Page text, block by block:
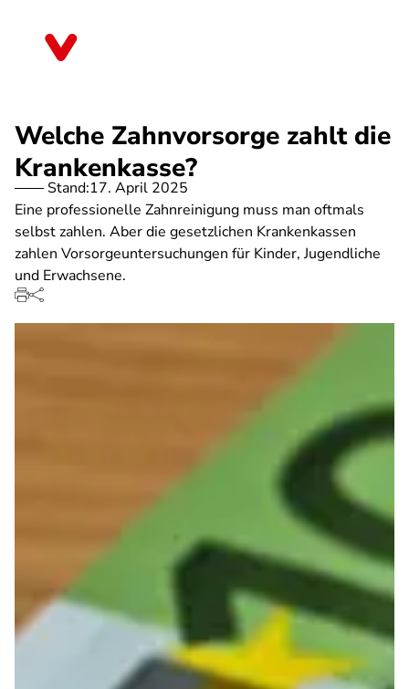
Welche Zahnvorsorge zahlt die
Krankenkasse?
Stand:17. April 2025
Eine professionelle Zahnreinigung muss man oftmals
selbst zahlen. Aber die gesetzlichen Krankenkassen
zahlen Vorsorgeuntersuchungen für Kinder, Jugendliche
und Erwachsene.